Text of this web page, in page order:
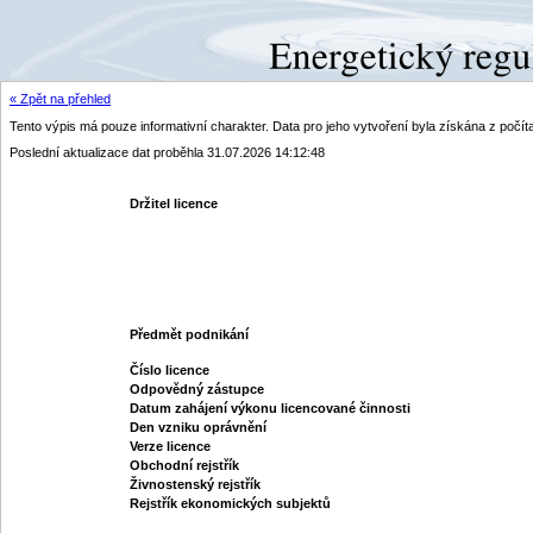
« Zpět na přehled
Tento výpis má pouze informativní charakter. Data pro jeho vytvoření byla získána z
Poslední aktualizace dat proběhla 31.07.2026 14:12:48
Držitel licence
Předmět podnikání
Číslo licence
Odpovědný zástupce
Datum zahájení výkonu licencované činnosti
Den vzniku oprávnění
Verze licence
Obchodní rejstřík
Živnostenský rejstřík
Rejstřík ekonomických subjektů